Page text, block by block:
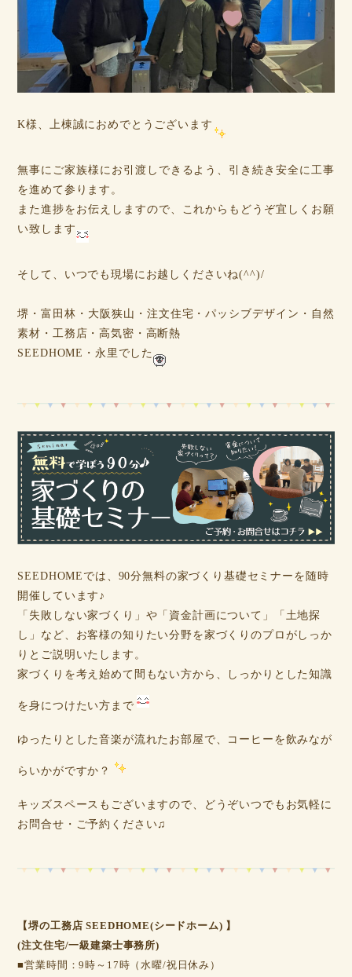
K様、上棟誠におめでとうございます
無事にご家族様にお引渡しできるよう、引き続き安全に工事
を進めて参ります。
また進捗をお伝えしますので、これからもどうぞ宜しくお願
い致します
そして、いつでも現場にお越しくださいね(^^)/
堺・富田林・大阪狭山・注文住宅・パッシブデザイン・自然
素材・工務店・高気密・高断熱
SEEDHOME・永里でした
SEEDHOMEでは、90分無料の家づくり基礎セミナーを随時
開催しています♪
「失敗しない家づくり」や「資金計画について」「土地探
し」など、お客様の知りたい分野を家づくりのプロがしっか
りとご説明いたします。
家づくりを考え始めて間もない方から、しっかりとした知識
を身につけたい方まで
ゆったりとした音楽が流れたお部屋で、コーヒーを飲みなが
らいかがですか？
キッズスペースもございますので、どうぞいつでもお気軽に
お問合せ・ご予約ください♫
【堺の工務店 SEEDHOME(シードホーム) 】
(注文住宅/一級建築士事務所)
■営業時間：9時～17時（水曜/祝日休み）